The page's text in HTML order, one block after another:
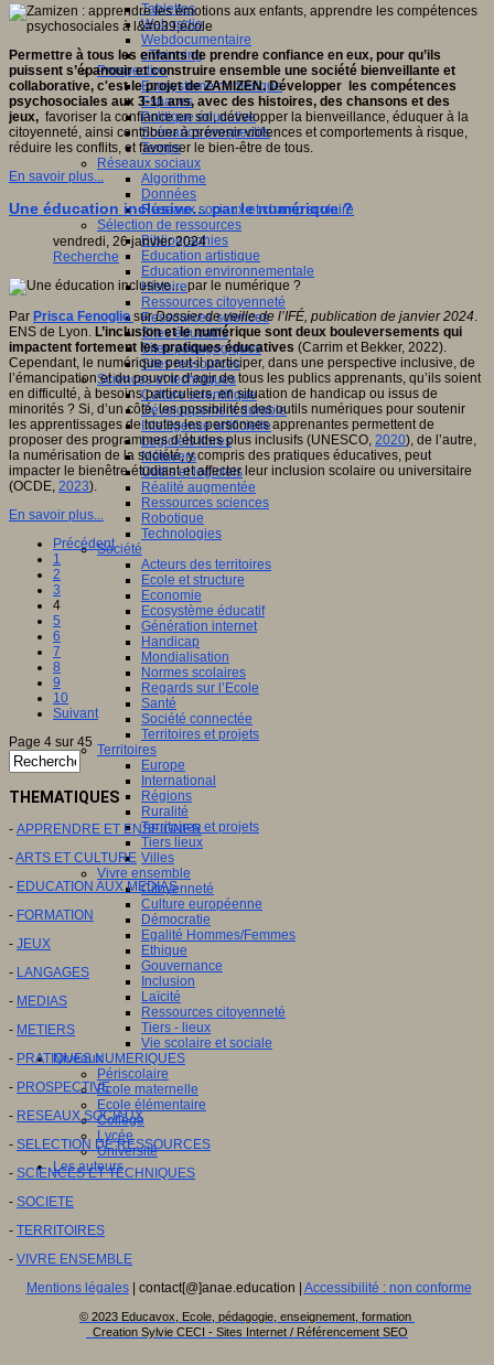
Tablettes
Web radio
Webdocumentaire
eTwinning
Prospective
Ecosystème numérique
Espaces
Politique éducative
Scénarios prospectifs
Temps
Réseaux sociaux
Algorithme
Données
Réseaux sociaux et champ scolaire
Sélection de ressources
Bibliographies
Education artistique
Education environnementale
Histoire
Ressources citoyenneté
Ressources sciences
Sites éducatifs
Sites pédagogiques
Sites ressources
Sciences et techniques
Culture scientifique
Développement durable
Intelligence artificielle
Logiciels libres
Métavers
Outils et logiciels
Réalité augmentée
Ressources sciences
Robotique
Technologies
Société
Acteurs des territoires
Ecole et structure
Economie
Ecosystème éducatif
Génération internet
Handicap
Mondialisation
Normes scolaires
Regards sur l’Ecole
Santé
Société connectée
Territoires et projets
Territoires
Europe
International
Régions
Ruralité
Territoires et projets
Tiers lieux
Villes
Vivre ensemble
Citoyenneté
Culture européenne
Démocratie
Egalité Hommes/Femmes
Ethique
Gouvernance
Inclusion
Laïcité
Ressources citoyenneté
Tiers - lieux
Vie scolaire et sociale
Niveaux
Périscolaire
Ecole maternelle
Ecole élémentaire
Collège
Lycée
Université
Les auteurs
Permettre à tous les enfants de prendre confiance en eux, pour qu’ils
puissent s’épanouir et construire ensemble une société bienveillante et
collaborative, c'est le projet de ZAMIZEN. Développer les compétences
psychosociales aux 3-11 ans, avec des histoires, des chansons et des
jeux, favoriser la confiance en soi, développer la bienveillance, éduquer à la
citoyenneté, ainsi contribuer à prévenir violences et comportements à risque,
réduire les conflits, et favoriser le bien-être de tous.
En savoir plus...
Une éducation inclusive… par le numérique ?
vendredi, 26 janvier 2024
Recherche
Par Prisca Fenoglio surDossier de veille de l’IFÉ, publication de janvier 2024
ENS de Lyon. L’inclusion et le numérique sont deux bouleversements qui
impactent fortement les pratiques éducatives (Carrim et Bekker, 2022).
Cependant, le numérique peut-il participer, dans une perspective inclusive, de
l’émancipation et du pouvoir d’agir de tous les publics apprenants, qu’ils soient
en difficulté, à besoins particuliers, en situation de handicap ou issus de
minorités ? Si, d’un côté, les possibilités des outils numériques pour soutenir
les apprentissages de toutes les personnes apprenantes permettent de
proposer des programmes d’études plus inclusifs (UNESCO, 2020), de l’autre,
la numérisation de la société, y compris des pratiques éducatives, peut
impacter le bienêtre étudiant et affecter leur inclusion scolaire ou universitaire
(OCDE, 2023).
En savoir plus...
Précédent
1
2
3
4
5
6
7
8
9
10
Suivant
Page 4 sur 45
THEMATIQUES
- APPRENDRE ET ENSEIGNER
-ARTS ET CULTURE
- EDUCATION AUX MEDIAS
- FORMATION
- JEUX
- LANGAGES
- MEDIAS
- METIERS
- PRATIQUES NUMERIQUES
- PROSPECTIVE
- RESEAUX SOCIAUX
- SELECTION DE RESSOURCES
- SCIENCES ET TECHNIQUES
- SOCIETE
- TERRITOIRES
- VIVRE ENSEMBLE
Mentions légales| contact[@]anae.education | Accessibilité : non conforme
© 2023 Educavox, Ecole, pédagogie, enseignement, formation
Creation Sylvie CECI - Sites Internet / Référencement SEO